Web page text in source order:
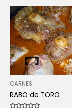
CARNES
RABO de TORO